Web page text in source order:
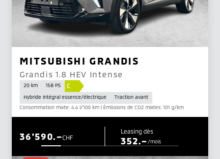
MITSUBISHI GRANDIS
Grandis 1.8 HEV Intense
20 km 158 PS C
Hybride intégral essence/électrique
Traction avant
Consommation mixte: 4.4 l/100 km | Émissions de CO2 mixtes: 101 g/km
CHF
36'590.– Leasing dès
352.–/mois